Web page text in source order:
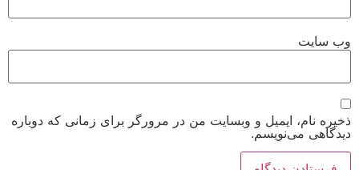
وب‌ سایت
ذخیره نام، ایمیل و وبسایت من در مرورگر برای زمانی که دوباره
دیدگاهی می‌نویسم.